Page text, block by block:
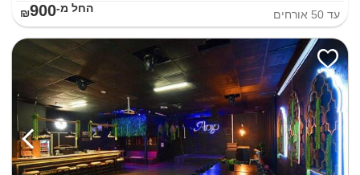
עד 50 אורחים החל מ-₪900